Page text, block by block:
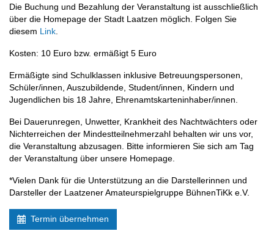
Die Buchung und Bezahlung der Veranstaltung ist ausschließlich
über die Homepage der Stadt Laatzen möglich. Folgen Sie
diesem
Link
Kosten: 10 Euro bzw. ermäßigt 5 Euro
Ermäßigte sind Schulklassen inklusive Betreuungspersonen,
Schüler/innen, Auszubildende, Student/innen, Kindern und
Jugendlichen bis 18 Jahre, Ehrenamtskarteninhaber/innen.
Bei Dauerunregen, Unwetter, Krankheit des Nachtwächters oder
Nichterreichen der Mindestteilnehmerzahl behalten wir uns vor,
die Veranstaltung abzusagen. Bitte informieren Sie sich am Tag
der Veranstaltung über unsere Homepage.
*Vielen Dank für die Unterstützung an die Darstellerinnen und
Darsteller der Laatzener Amateurspielgruppe BühnenTiKk e.V.
Termin übernehmen